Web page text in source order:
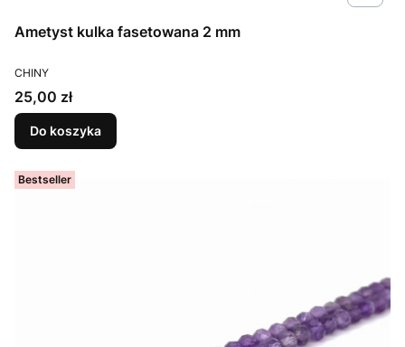
Ametyst kulka fasetowana 2 mm
PRODUCENT
CHINY
Cena
25,00 zł
Do koszyka
Bestseller